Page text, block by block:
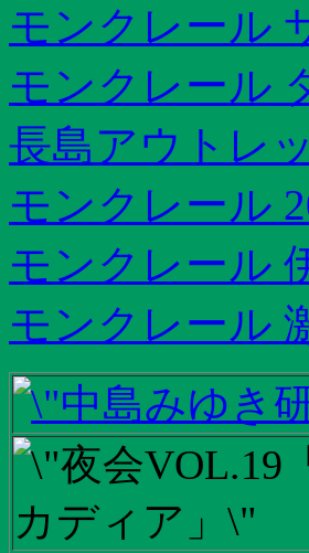
モンクレール
モンクレール
長島アウトレ
モンクレール
モンクレール
モンクレール